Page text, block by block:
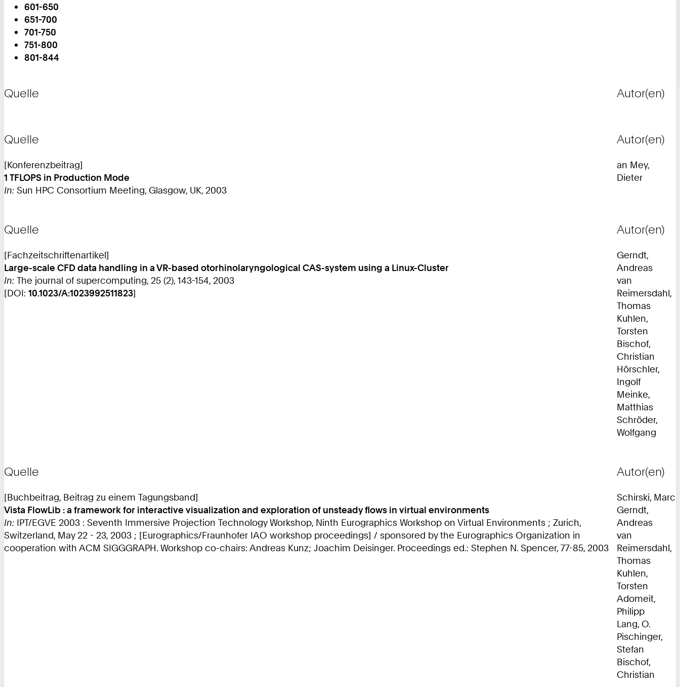
601-650
651-700
701-750
751-800
Sie
Seite:
801-844
Quelle Autor(en)
Quelle
[Konferenzbeitrag]
1 TFLOPS in Production Mode
In: Sun HPC Consortium Meeting, Glasgow, UK, 2003
Autor(en)
an Mey,
Dieter
Quelle
[Fachzeitschriftenartikel]
Large-scale CFD data handling in a VR-based otorhinolaryngological CAS-system using a Linux-Cluster
In: The journal of supercomputing, 25 (2), 143-154, 2003
[DOI: 10.1023/A:1023992511823]
Autor(en)
Gerndt,
Andreas
van
Reimersdahl,
Thomas
Kuhlen,
Torsten
Bischof,
Christian
Hörschler,
Ingolf
Meinke,
Matthias
Schröder,
Wolfgang
Quelle
[Buchbeitrag, Beitrag zu einem Tagungsband]
Vista FlowLib : a framework for interactive visualization and exploration of unsteady flows in virtual environments
In: IPT/EGVE 2003 : Seventh Immersive Projection Technology Workshop, Ninth Eurographics Workshop on Virtual Environments ; Zurich,
Switzerland, May 22 - 23, 2003 ; [Eurographics/Fraunhofer IAO workshop proceedings] / sponsored by the Eurographics Organization in
cooperation with ACM SIGGGRAPH. Workshop co-chairs: Andreas Kunz; Joachim Deisinger. Proceedings ed.: Stephen N. Spencer, 77-85, 2003
Autor(en)
Schirski, Marc
Gerndt,
Andreas
van
Reimersdahl,
Thomas
Kuhlen,
Torsten
Adomeit,
Philipp
Lang, O.
Pischinger,
Stefan
Bischof,
Christian